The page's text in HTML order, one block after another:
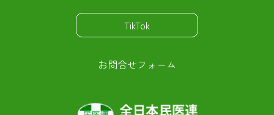
TikTok
お問合せフォーム